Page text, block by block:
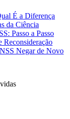
É a Diferença
da Ciência
Passo a Passo
Reconsideração
Negar de Novo